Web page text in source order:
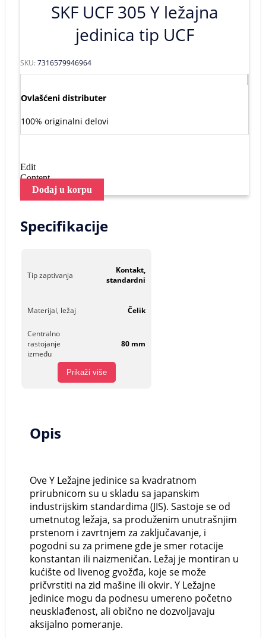
SKF UCF 305 Y ležajna
jedinica tip UCF
SKU:7316579946964
Ovlašćeni distributer
100% originalni delovi
Edit
Content
Dodaj u korpu
Specifikacije
Tip zaptivanja
Kontakt,
standardni
Materijal, ležaj Čelik
Centralno
rastojanje
između
80 mm
Prikaži više
Opis
Ove Y Ležajne jedinice sa kvadratnom
prirubnicom su u skladu sa japanskim
industrijskim standardima (JIS). Sastoje se od
umetnutog ležaja, sa produženim unutrašnjim
prstenom i zavrtnjem za zaključavanje, i
pogodni su za primene gde je smer rotacije
konstantan ili naizmeničan. Ležaj je montiran u
kućište od livenog gvožđa, koje se može
pričvrstiti na zid mašine ili okvir. Y Ležajne
jedinice mogu da podnesu umereno početno
neusklađenost, ali obično ne dozvoljavaju
aksijalno pomeranje.